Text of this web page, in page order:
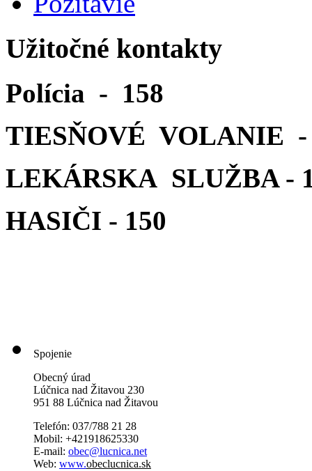
Užitočné kontakty
Polícia - 158
TIESŇOVÉ VOLANIE -
LEKÁRSKA SLUŽBA -
HASIČI - 150
Spojenie
Obecný úrad
Lúčnica nad Žitavou 230
951 88 Lúčnica nad Žitavou
Telefón: 037/788 21 28
Mobil: +421918625330
E-mail: obec@lucnica.net
Web: www.obeclucnica.sk